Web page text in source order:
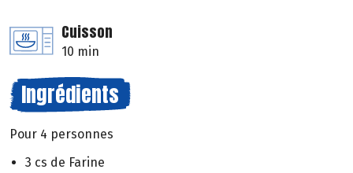
Cuisson
10 min
Ingrédients
Pour 4 personnes
3 cs de Farine